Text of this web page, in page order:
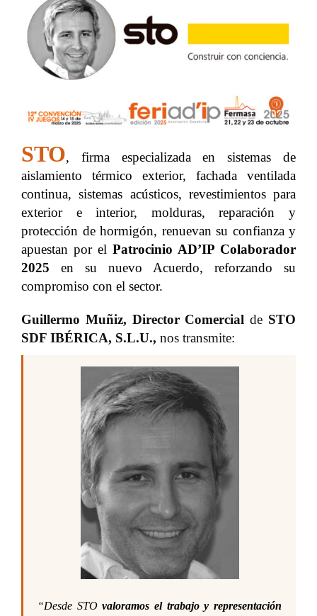
STO, firma especializada en sistemas de
aislamiento térmico exterior, fachada ventilada
continua, sistemas acústicos, revestimientos para
exterior e interior, molduras, reparación y
protección de hormigón, renuevan su confianza y
apuestan por el Patrocinio AD’IP Colaborador
2025 en su nuevo Acuerdo, reforzando su
compromiso con el sector.
Guillermo Muñiz, Director Comercialde STO
SDF IBÉRICA, S.L.U., nos transmite:
“Desde STOvaloramos el trabajo y representación